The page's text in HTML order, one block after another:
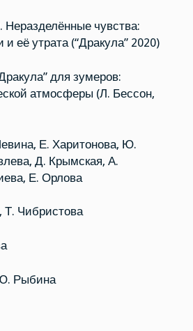
чувства:
её утрата (“Дракула” 2020)
для зумеров:
атмосферы (Л. Бессон,
Е. Харитонова, Ю.
Д. Крымская, А.
Е. Орлова
Т. Чибристова
Рыбина